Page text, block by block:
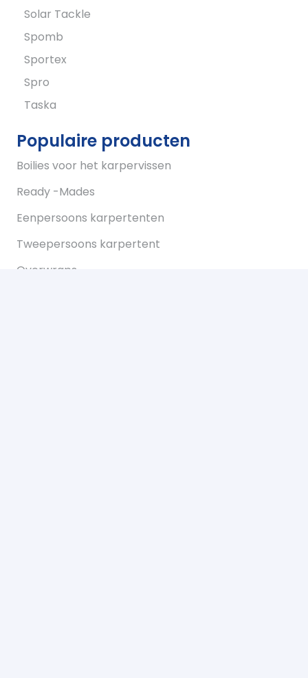
Solar Tackle
Spomb
Sportex
Spro
Taska
Populaire producten
Boilies voor het karpervissen
Ready -Mades
Eenpersoons karpertenten
Tweepersoons karpertent
Overwraps